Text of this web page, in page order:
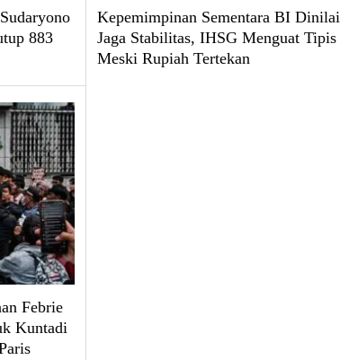
883
Kepemimpinan Sementara BI Dinilai
Jaga Stabilitas, IHSG Menguat Tipis
Meski Rupiah Tertekan
Febrie
Kuntadi